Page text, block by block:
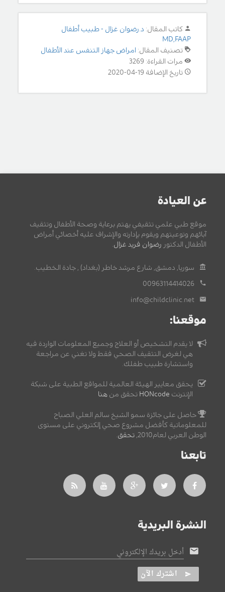
كاتب المقال: د.رضوان غزال - طبيب أطفال
MD,FAAP
تصنيف المقال: امراض جهاز التنفس عند الأطفال
مرات القراءة: 3269
تاريخ الإضافة 19-04-2020
عن العيادة
موقع طبي علمي تثقيفي يهتم برعاية وصحة الأطفال وتثقيف
آبائهم وتوعيتهم ويقوم بإدارته والإشراف عليه أخصائي أمراض
الأطفال الدكتور رضوان فريد غزال.
سوريا, دمشق, شارع مرشد خاطر (بغداد) , جادة الخطيب.
00963114414026
info@childclinic.net
موقعنا:
لا يقدم التشخيص أو العلاج وجميع المعلومات الواردة فيه
هي لغرض التثقيف الصحي فقط ولا تغني عن مراجعة
واستشارة طبيب طفلك.
يحقق معايير الهيئة العالمية للمواقع الطبية على شبكة
الإنترنت HONcode تحقق من هنا
حاصل على جائزة سمو الشيخ سالم العلي الصباح
للمعلوماتية كأفضل مشروع صحي إلكتروني على مستوى
الوطن العربي لعام2010,
تحقق.
تابعنا
النشرة البريدية
أدخل بريدك الإلكتروني
اشترك الآن